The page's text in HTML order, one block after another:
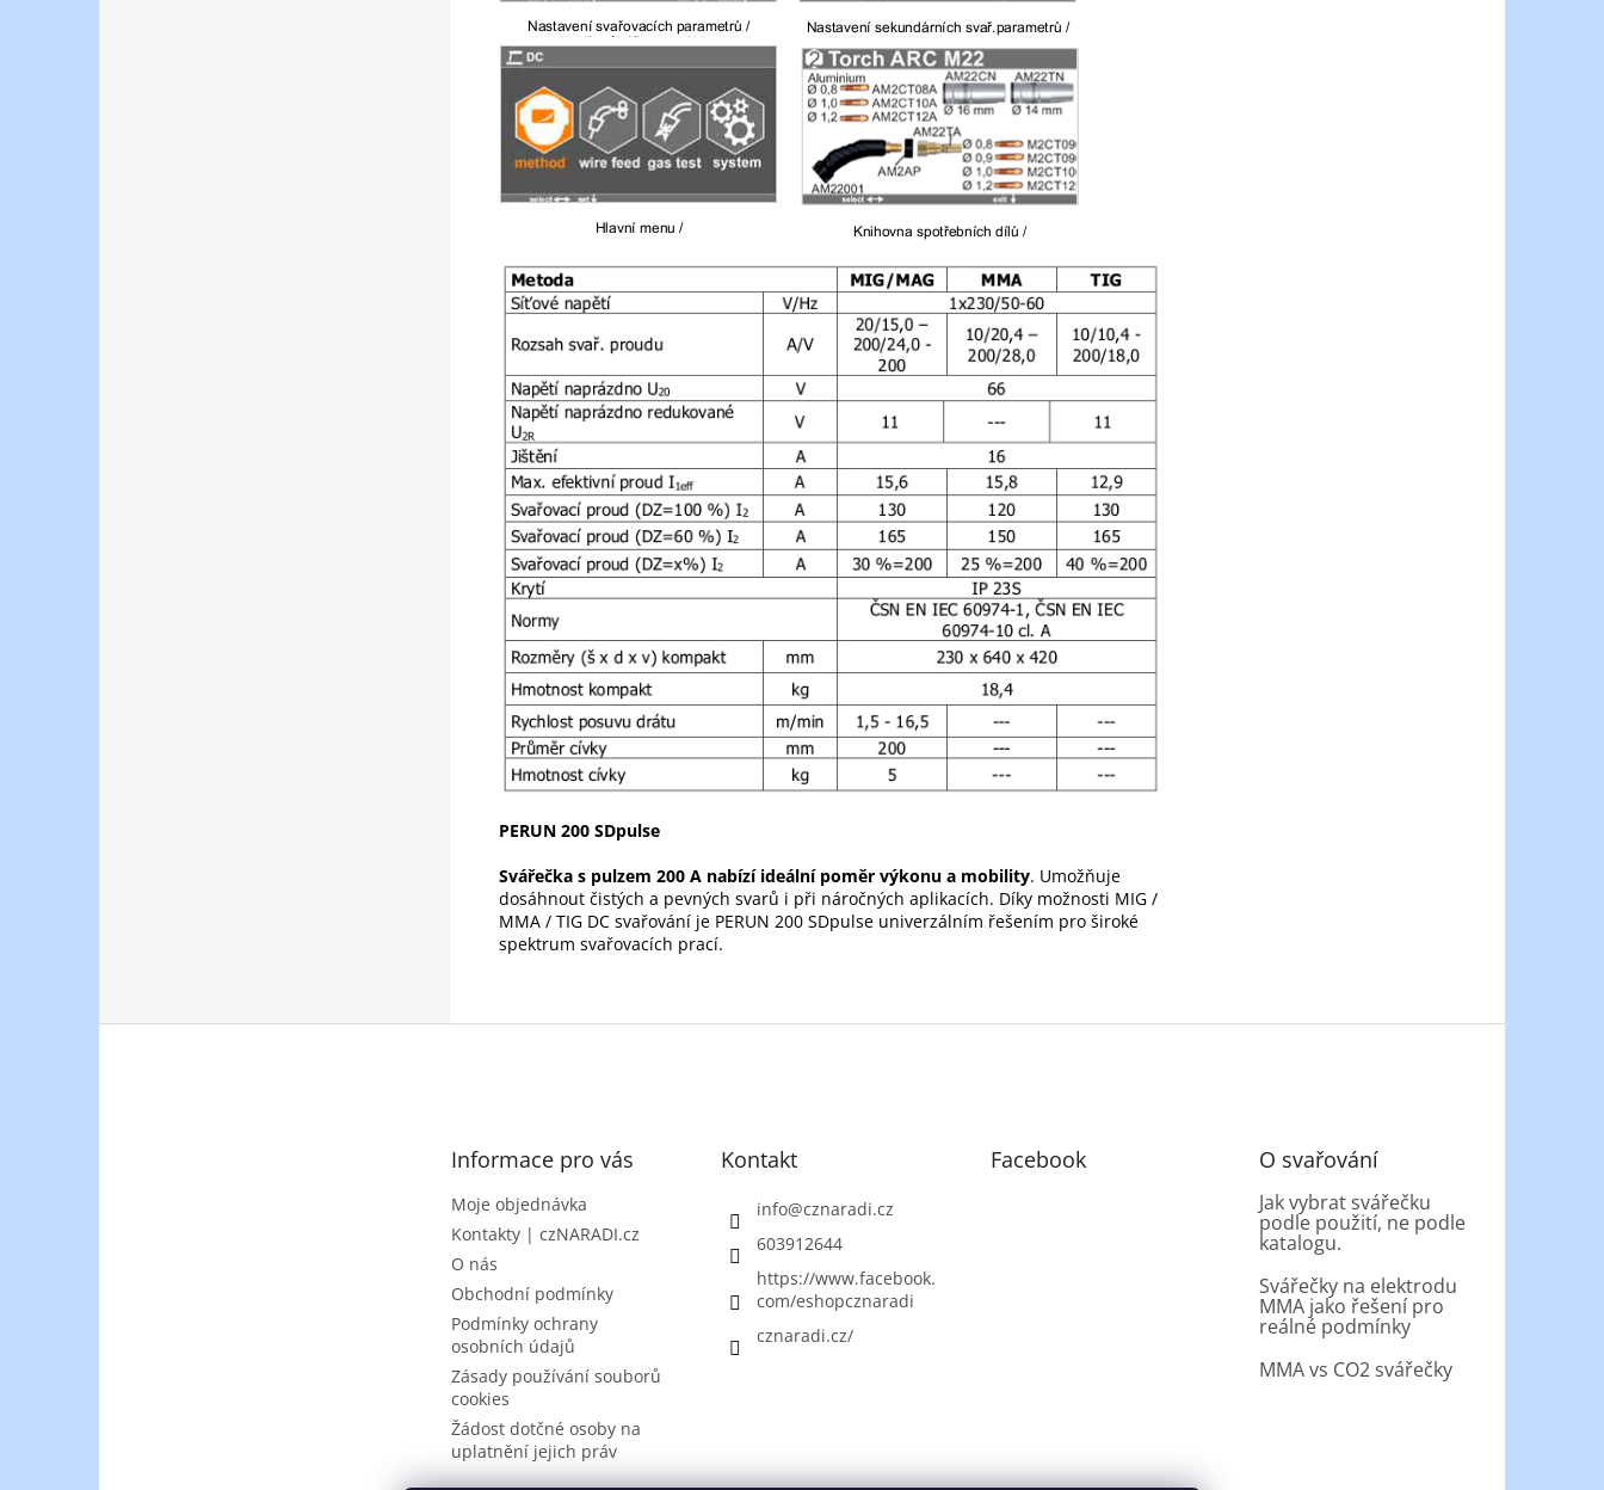
PERUN 200 SDpulse
Svářečka s pulzem 200 A nabízí ideální poměr výkonu a mobility. Umožňuje
dosáhnout čistých a pevných svarů i při náročných aplikacích. Díky možnosti MIG /
MMA / TIG DC svařování je PERUN 200 SDpulse univerzálním řešením pro široké
spektrum svařovacích prací.
Informace pro vás
Moje objednávka
Kontakty | czNARADI.cz
O nás
Obchodní podmínky
Podmínky ochrany
osobních údajů
Zásady používání souborů
cookies
Žádost dotčné osoby na
uplatnění jejich práv
Kontakt
info@cznaradi.cz
603912644
https://www.facebook.
com/eshopcznaradi
cznaradi.cz/
Facebook O svařování
Jak vybrat svářečku
podle použití, ne podle
katalogu.
Svářečky na elektrodu
MMA jako řešení pro
reálné podmínky
MMA vs CO2 svářečky